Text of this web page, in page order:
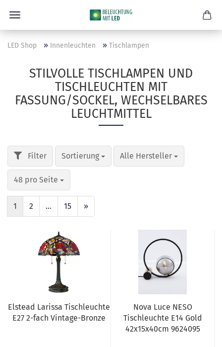
LED Shop » Innenleuchten » Tischlampen
STILVOLLE TISCHLAMPEN UND
TISCHLEUCHTEN MIT
FASSUNG/SOCKEL, WECHSELBARES
LEUCHTMITTEL
Sortierung Alle Hersteller
48 pro Seite
1 2 ... 15 »
Elstead Larissa Tischleuchte
E27 2-fach Vintage-Bronze
Nova Luce NESO
Tischleuchte E14 Gold
42x15x40cm 9624095